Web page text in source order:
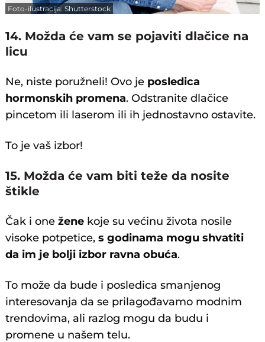
Foto-ilustracija: Shutterstock
14. Možda će vam se pojaviti dlačice na
licu
Ne, niste poružneli! Ovo je posledica
hormonskih promena. Odstranite dlačice
pincetom ili laserom ili ih jednostavno ostavite.
To je vaš izbor!
15. Možda će vam biti teže da nosite
štikle
Čak i onežene koje su većinu života nosile
visoke potpetice,s godinama mogu shvatiti
da im je bolji izbor ravna obuća.
To može da bude i posledica smanjenog
interesovanja da se prilagođavamo modnim
trendovima, ali razlog mogu da budu i
promene u našem telu.